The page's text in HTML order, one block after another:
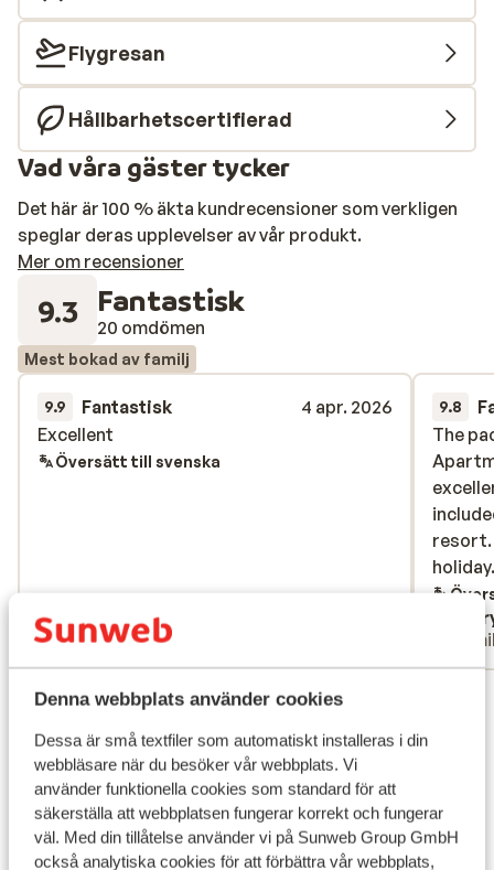
Denna webbplats använder cookies
Dessa är små textfiler som automatiskt installeras i din
webbläsare när du besöker vår webbplats. Vi
använder funktionella cookies som standard för att
säkerställa att webbplatsen fungerar korrekt och fungerar
väl. Med din tillåtelse använder vi på Sunweb Group GmbH
också analytiska cookies för att förbättra vår webbplats,
Flygresan
Hållbarhetscertifierad
Vad våra gäster tycker
Det här är 100 % äkta kundrecensioner som verkligen
speglar deras upplevelser av vår produkt.
Mer om recensioner
9.3 Fantastisk
20 omdömen
Mest bokad av familj
9.9 Fantastisk
4 apr. 2026
Excellent
Excellent
Översätt till svenska
Anonym
Familj
9.8
The
resort.
The
resort.
Visa alla 20 omdömen
Läge
Visa på karta